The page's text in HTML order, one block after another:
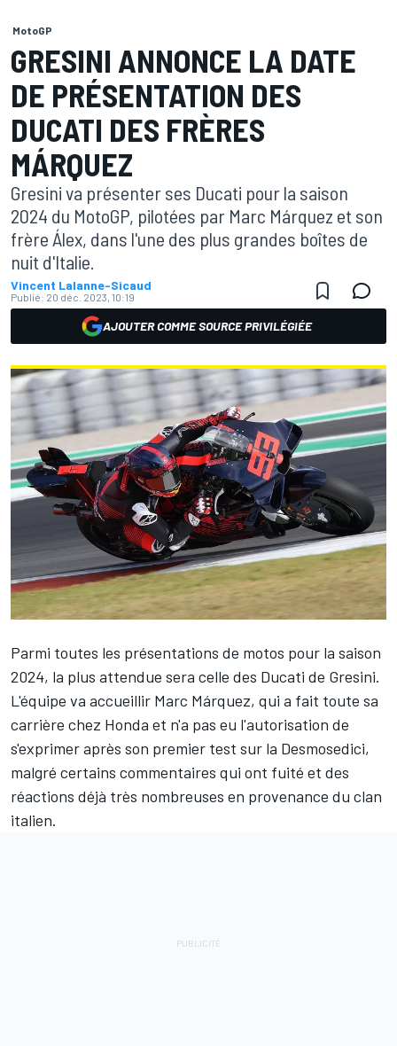
MotoGP
GRESINI ANNONCE LA DATE
DE PRÉSENTATION DES
DUCATI DES FRÈRES
MÁRQUEZ
Gresini va présenter ses Ducati pour la saison
2024 du MotoGP, pilotées par Marc Márquez et son
frère Álex, dans l'une des plus grandes boîtes de
nuit d'Italie.
Vincent Lalanne-Sicaud
Publié: 20 déc. 2023, 10:19
AJOUTER COMME SOURCE PRIVILÉGIÉE
Parmi toutes les présentations de motos pour la saison
2024, la plus attendue sera celle des Ducati de Gresini.
L'équipe va accueillir Marc Márquez, qui a fait toute sa
carrière chez Honda et n'a pas eu l'autorisation de
s'exprimer après son premier test sur la Desmosedici,
malgré certains commentaires qui ont fuité et des
réactions déjà très nombreuses en provenance du clan
italien.